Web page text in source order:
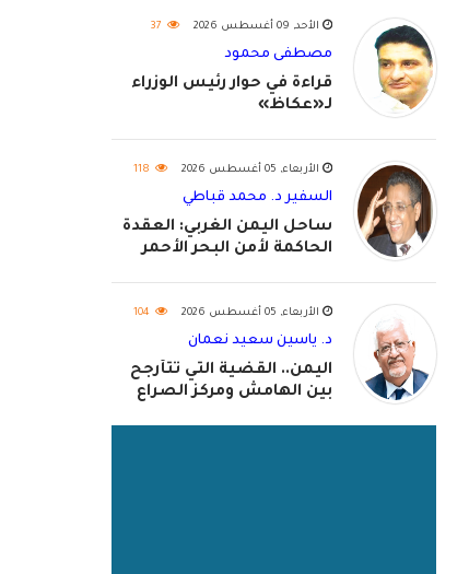
الأحد, 09 أغسطس 2026 37
مصطفى محمود
قراءة في حوار رئيس الوزراء
لـ«عكاظ»
الأربعاء, 05 أغسطس 2026 118
السفير د. محمد قباطي
ساحل اليمن الغربي: العقدة
الحاكمة لأمن البحر الأحمر
الأربعاء, 05 أغسطس 2026 104
د. ياسين سعيد نعمان
اليمن.. القضية التي تتأرجح
بين الهامش ومركز الصراع